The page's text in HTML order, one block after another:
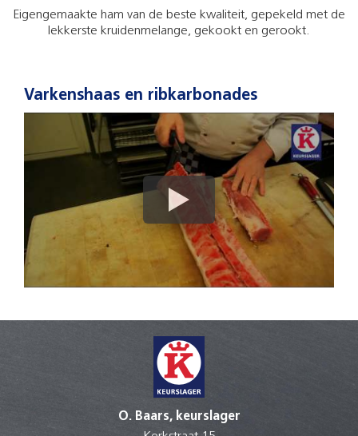
Eigengemaakte ham van de beste kwaliteit, gepekeld met de
lekkerste kruidenmelange, gekookt en gerookt.
Varkenshaas en ribkarbonades
O. Baars, keurslager